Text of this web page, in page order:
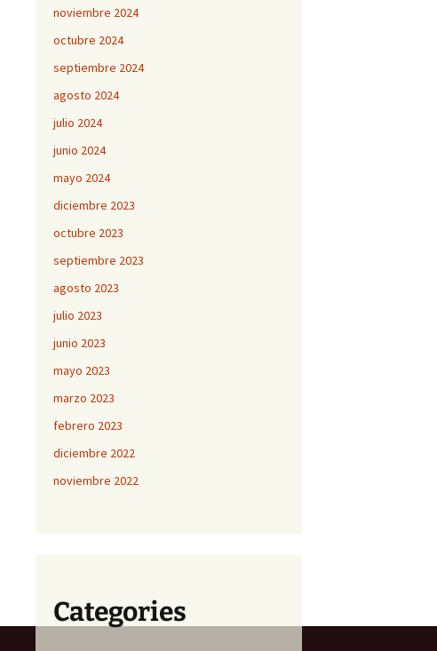
noviembre 2024
octubre 2024
septiembre 2024
agosto 2024
julio 2024
junio 2024
mayo 2024
diciembre 2023
octubre 2023
septiembre 2023
agosto 2023
julio 2023
junio 2023
mayo 2023
marzo 2023
febrero 2023
diciembre 2022
noviembre 2022
Categories